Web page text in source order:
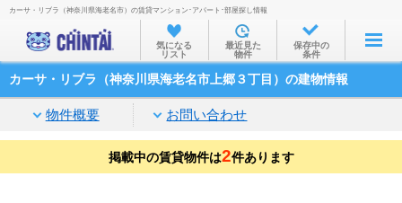
お部屋を探す
沿線・駅から
家賃相場から
通勤通学時間から
カーサ・リブラ（神奈川県海老名市）の賃貸マンション･アパート･部屋探し情報
気になる
リスト
最近見た
物件
保存中の
条件
カーサ・リブラ（神奈川県海老名市上郷３丁目）の建物情報
物件概要 お問い合わせ
掲載中の賃貸物件は2件あります